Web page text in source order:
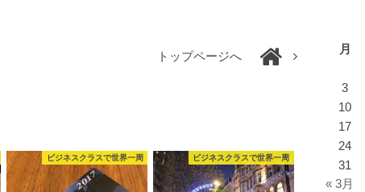
トップページへ
ビジネスクラスで世界一周 ビジネスクラスで世界一周
月
3
10
17
24
31
« 3月